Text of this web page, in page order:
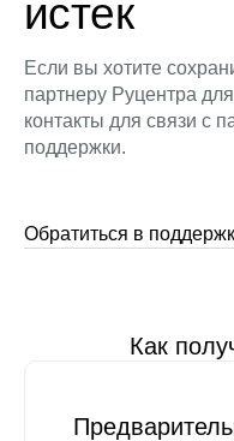
истек
Если вы хотите
партнеру Руцентра
контакты для связи с
поддержки.
Обратиться в
Как